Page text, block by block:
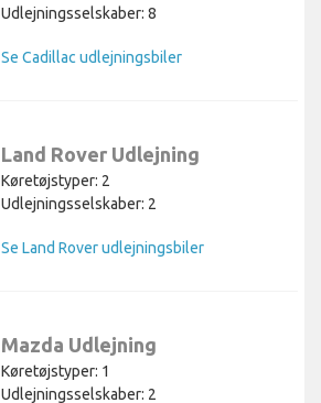
Udlejningsselskaber: 8
Se Cadillac udlejningsbiler
Land Rover Udlejning
Køretøjstyper: 2
Udlejningsselskaber: 2
Se Land Rover udlejningsbiler
Mazda Udlejning
Køretøjstyper: 1
Udlejningsselskaber: 2